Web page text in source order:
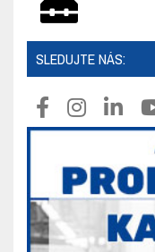
SLEDUJTE NÁS: